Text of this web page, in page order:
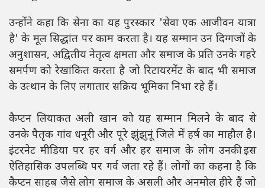
उन्होंने कहा कि सेना का यह पुरस्कार 'सेवा एक आजीवन यात्रा
है' के मूल सिद्धांत पर काम करता है। यह सम्मान उन दिग्गजों के
अनुशासन, अद्वितीय नेतृत्व क्षमता और समाज के प्रति उनके गहरे
समर्पण को रेखांकित करता है जो रिटायरमेंट के बाद भी समाज
के उत्थान के लिए लगातार सक्रिय भूमिका निभा रहे हैं।
कैप्टन लियाकत अली खान को यह सम्मान मिलने के बाद से
उनके पैतृक गांव धनूरी और पूरे झुंझुनूं जिले में हर्ष का माहौल है।
इंटरनेट मीडिया पर हर वर्ग और हर समाज के लोग उनकी इस
ऐतिहासिक उपलब्धि पर गर्व जता रहे हैं। लोगों का कहना है कि
कैप्टन साहब जैसे लोग समाज के असली और अनमोल हीरे हैं जो